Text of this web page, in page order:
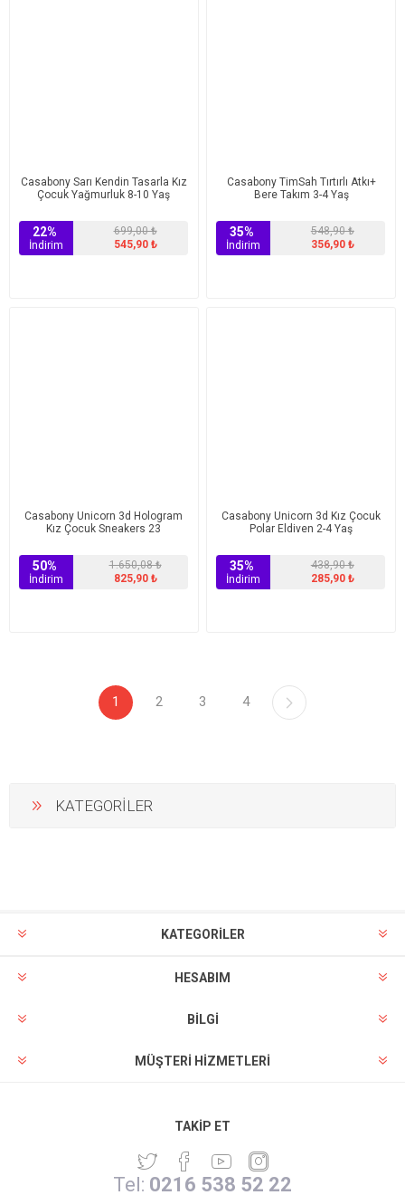
Casabony Sarı Kendin Tasarla Kız
Çocuk Yağmurluk 8-10 Yaş
22%
İndirim
699,00 ₺
545,90 ₺
Casabony TimSah Tırtırlı Atkı+
Bere Takım 3-4 Yaş
35%
İndirim
548,90 ₺
356,90 ₺
Casabony Unicorn 3d Hologram
Kız Çocuk Sneakers 23
50%
İndirim
1.650,08 ₺
825,90 ₺
Casabony Unicorn 3d Kız Çocuk
Polar Eldiven 2-4 Yaş
35%
İndirim
438,90 ₺
285,90 ₺
1 2 3 4
KATEGORİLER
KATEGORİLER
HESABIM
BILGI
MÜŞTERI HIZMETLERI
TAKIP ET
Tel: 0216 538 52 22